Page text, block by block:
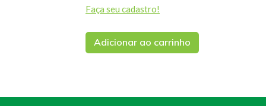
Faça seu cadastro!
Adicionar ao carrinho